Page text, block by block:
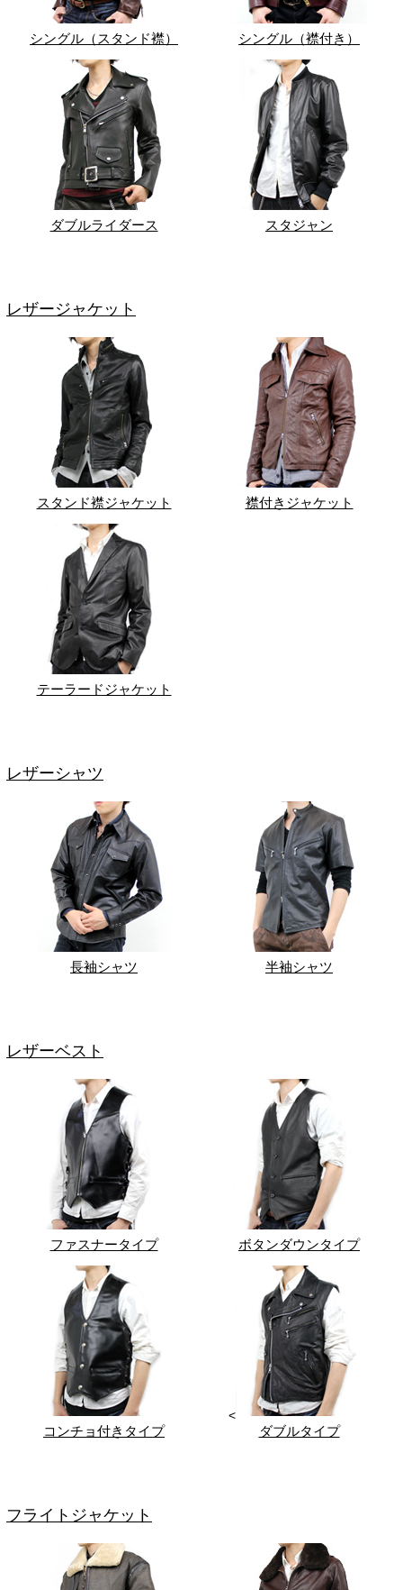
シングル（スタンド襟） シングル（襟付き）
ダブルライダース スタジャン
レザージャケット
スタンド襟ジャケット 襟付きジャケット
テーラードジャケット
レザーシャツ
長袖シャツ 半袖シャツ
レザーベスト
ファスナータイプ ボタンダウンタイプ
コンチョ付きタイプ
<
ダブルタイプ
フライトジャケット